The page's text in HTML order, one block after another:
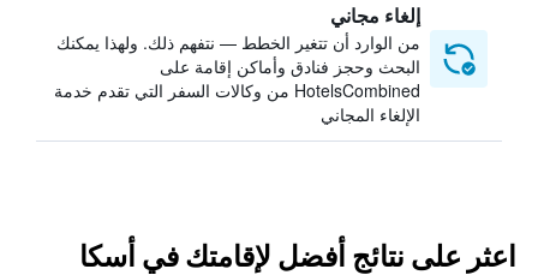
إلغاء مجاني
من الوارد أن تتغير الخطط — نتفهم ذلك. ولهذا يمكنك
البحث وحجز فنادق وأماكن إقامة على
HotelsCombined من وكالات السفر التي تقدم خدمة
الإلغاء المجاني
اعثر على نتائج أفضل لإقامتك في أسكا